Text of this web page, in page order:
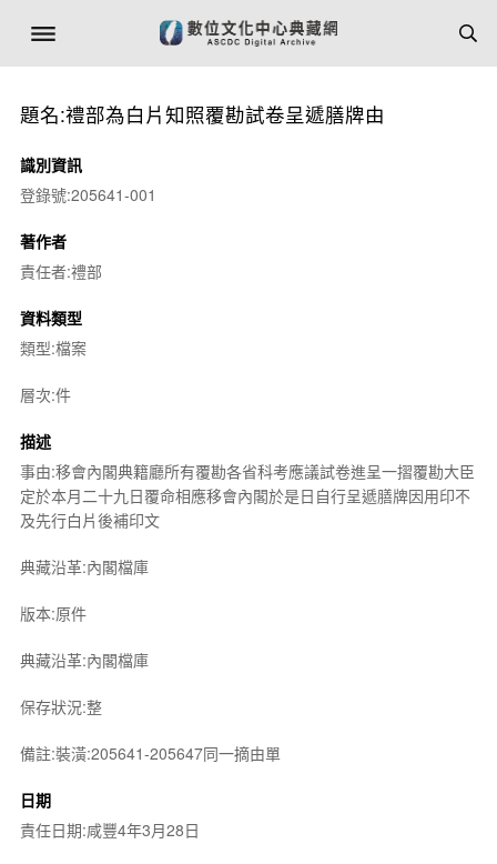
題名:禮部為白片知照覆勘試卷呈遞膳牌由
識別資訊
登錄號:205641-001
著作者
責任者:禮部
資料類型
類型:檔案
層次:件
描述
事由:移會內閣典籍廳所有覆勘各省科考應議試卷進呈一摺覆勘大臣
定於本月二十九日覆命相應移會內閣於是日自行呈遞膳牌因用印不
及先行白片後補印文
典藏沿革:內閣檔庫
版本:原件
典藏沿革:內閣檔庫
保存狀況:整
備註:裝潢:205641-205647同一摘由單
日期
責任日期:咸豐4年3月28日